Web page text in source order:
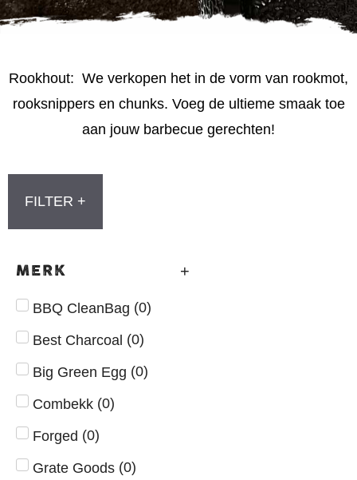
Rookhout: We verkopen het in de vorm van rookmot,
rooksnippers en chunks. Voeg de ultieme smaak toe
aan jouw barbecue gerechten!
FILTER +
MERK
BBQ CleanBag (0)
Best Charcoal (0)
Big Green Egg (0)
Combekk (0)
Forged (0)
Grate Goods (0)